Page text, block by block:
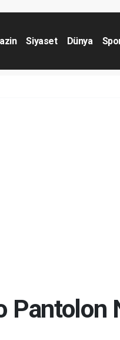
Siyaset Dünya
Pantolon